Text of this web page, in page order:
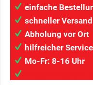
einfache
schneller Versand
Abholung vor Ort
hilfreicher
Mo-Fr: 8-16 Uhr